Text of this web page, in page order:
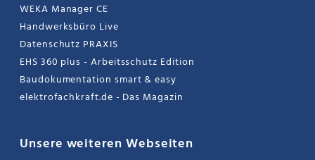
WEKA Manager CE
Handwerksbüro Live
Datenschutz PRAXIS
EHS 360 plus - Arbeitsschutz Edition
Baudokumentation smart & easy
elektrofachkraft.de - Das Magazin
Unsere weiteren Webseiten